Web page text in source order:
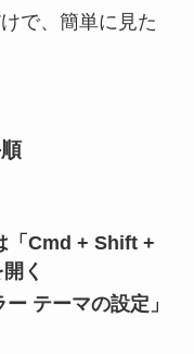
で、簡単に見た
「Cmd + Shift +
く
ー テーマの設定」